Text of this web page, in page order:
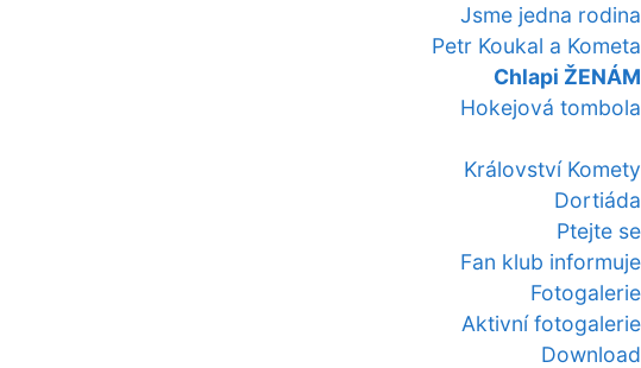
Jsme jedna rodina
Petr Koukal a Kometa
Chlapi ŽENÁM
Hokejová tombola
Království Komety
Dortiáda
Ptejte se
Fan klub informuje
Fotogalerie
Aktivní fotogalerie
Download